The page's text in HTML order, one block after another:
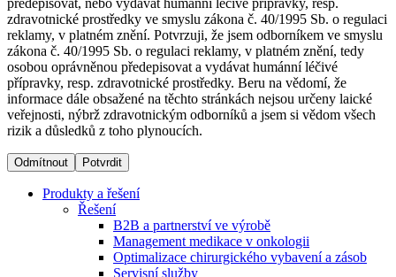
Terapie
Produktový katalog​
Dialyzační střediska​
B. Braun Avitum poskytuje kvalitní dialyzační péči ve všech
svých střediscích v České republice. Více informací se
dozvíte na stránkách jednotlivých středisek.
Objevte své kariérní příležitosti ​v B. Braun. Vyhledejte náš trh
práce​ pro zajímavé pozice.​
Média
Kontakt
předepisovat, nebo vydávat humánní léčivé přípravky, resp.
zdravotnické prostředky ve smyslu zákona č. 40/1995 Sb. o regulaci
reklamy, v platném znění. Potvrzuji, že jsem odborníkem ve smyslu
zákona č. 40/1995 Sb. o regulaci reklamy, v platném znění, tedy
osobou oprávněnou předepisovat a vydávat humánní léčivé
přípravky, resp. zdravotnické prostředky. Beru na vědomí, že
informace dále obsažené na těchto stránkách nejsou určeny laické
veřejnosti, nýbrž zdravotnickým odborníků a jsem si vědom všech
rizik a důsledků z toho plynoucích.
Odmítnout Potvrdit
Produkty a řešení
Řešení
B2B a partnerství ve výrobě
Management medikace v onkologii
Optimalizace chirurgického vybavení a zásob
Servisní služby